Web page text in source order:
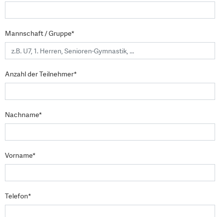
Mannschaft / Gruppe*
Anzahl der Teilnehmer*
Nachname*
Vorname*
Telefon*